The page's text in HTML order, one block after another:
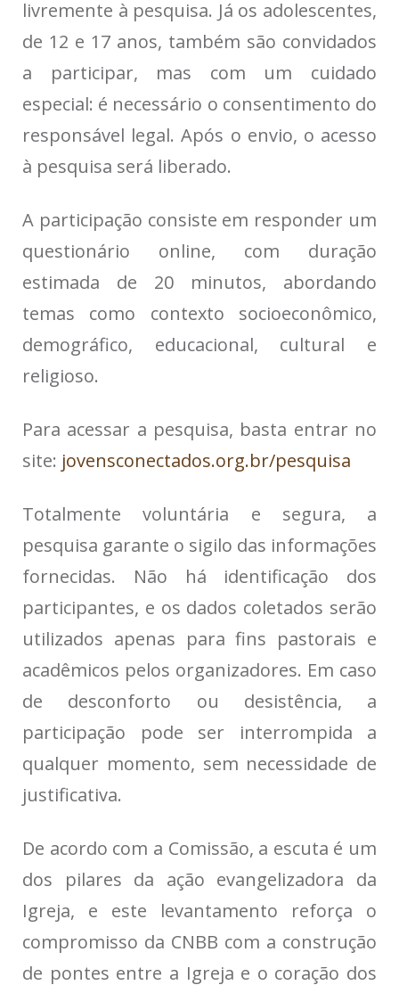
livremente à pesquisa. Já os adolescentes,
de 12 e 17 anos, também são convidados
a participar, mas com um cuidado
especial: é necessário o consentimento do
responsável legal. Após o envio, o acesso
à pesquisa será liberado.
A participação consiste em responder um
questionário online, com duração
estimada de 20 minutos, abordando
temas como contexto socioeconômico,
demográfico, educacional, cultural e
religioso.
Para acessar a pesquisa, basta entrar no
site: jovensconectados.org.br/pesquisa
Totalmente voluntária e segura, a
pesquisa garante o sigilo das informações
fornecidas. Não há identificação dos
participantes, e os dados coletados serão
utilizados apenas para fins pastorais e
acadêmicos pelos organizadores. Em caso
de desconforto ou desistência, a
participação pode ser interrompida a
qualquer momento, sem necessidade de
justificativa.
De acordo com a Comissão, a escuta é um
dos pilares da ação evangelizadora da
Igreja, e este levantamento reforça o
compromisso da CNBB com a construção
de pontes entre a Igreja e o coração dos